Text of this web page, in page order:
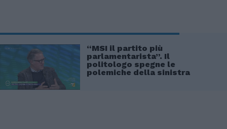
“MSI il partito più
parlamentarista”. Il
politologo spegne le
polemiche della sinistra